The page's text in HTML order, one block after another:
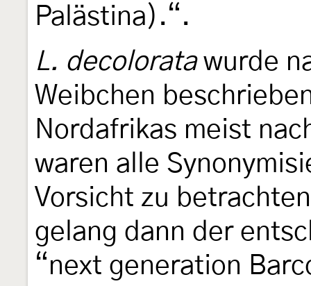
Palästina).“.
L. decoloratawurde
Weibchen
Nordafrikas meist
waren alle
Vorsicht zu
gelang dann der
“next generation